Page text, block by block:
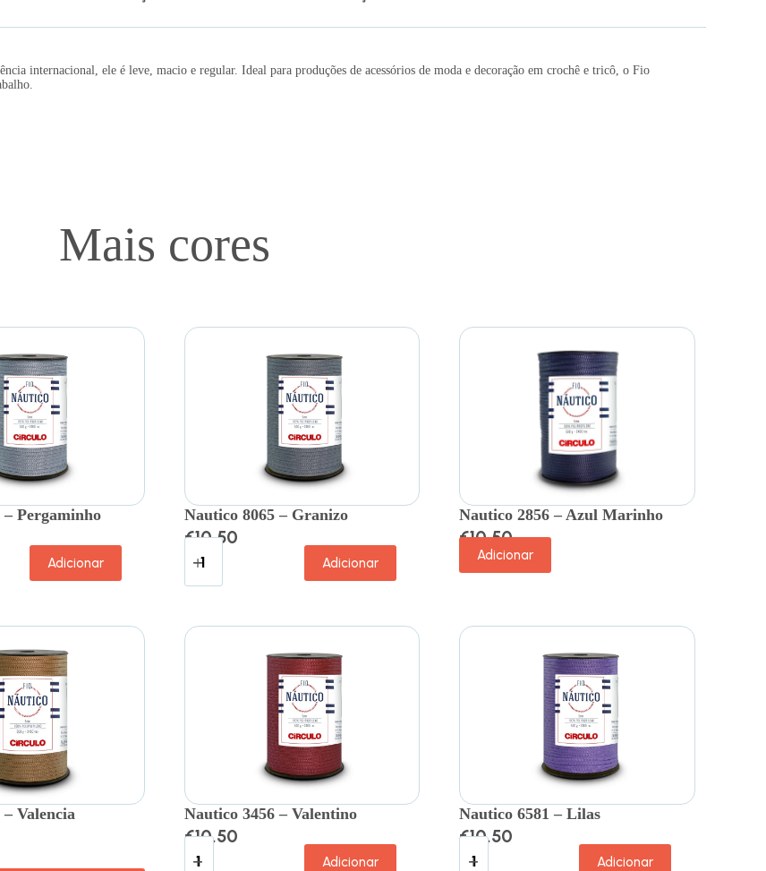
internacional, ele é leve, macio e regular. Ideal para produções de acessórios de moda e decoração em crochê e tricô, o Fio
Mais cores
Pergaminho
Adicionar
Nautico 8065 – Granizo
€10.50
Adicionar
Nautico 2856 – Azul Marinho
€10.50
Adicionar
Valencia Nautico 3456 – Valentino
€10.50
Adicionar
Nautico 6581 – Lilas
€10.50
Adicionar